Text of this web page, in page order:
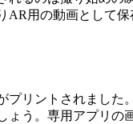
AR用の動画として保
プリントされました
ょう。専用アプリの